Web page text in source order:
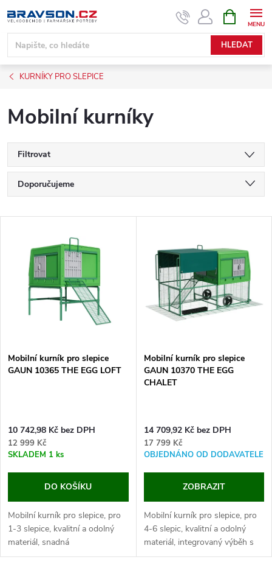
na
obsah
HLEDAT
NÁKUPNÍ
KOŠÍK
KURNÍKY PRO SLEPICE
Mobilní kurníky
Filtrovat
Ř
a
p
o
d
k
t
Doporučujeme
Nejprodávanější
Abecedně
s
p
o
d
u
k
t
Mobilní kurník pro slepice
GAUN 10365 THE EGG LOFT
10 742,98 Kč bez DPH
12 999 Kč
SKLADEM 1 ks
DO KOŠÍKU
Mobilní kurník pro slepice, pro
1-3 slepice, kvalitní a odolný
materiál, snadná
údržba, 87,2x146x120,5 cm.
Mobilní kurník pro slepice
GAUN 10370 THE EGG
CHALET
14 709,92 Kč bez DPH
17 799 Kč
OBJEDNÁNO OD DODAVATELE
ZOBRAZIT
Mobilní kurník pro slepice, pro
4-6 slepic, kvalitní a odolný
materiál, integrovaný výběh s
kolečky, snadná